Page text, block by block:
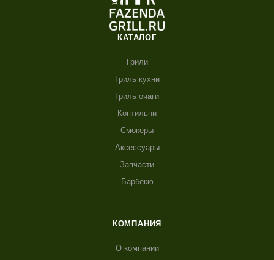
КАТАЛОГ
Грили
Гриль кухни
Гриль очаги
Коптильни
Смокеры
Аксессуары
Запчасти
Барбекю
КОМПАНИЯ
О компании